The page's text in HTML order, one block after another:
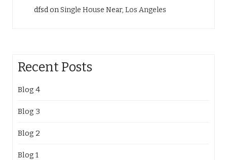
dfsdonSingle House Near, Los Angeles
Recent Posts
Blog 4
Blog 3
Blog 2
Blog 1